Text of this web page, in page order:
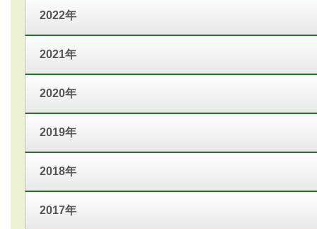
2022年
2021年
2020年
2019年
2018年
2017年